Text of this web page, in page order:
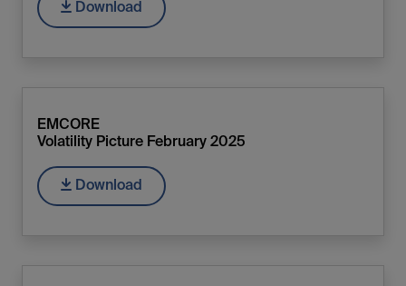
Download
EMCORE
Volatility Picture February 2025
Download